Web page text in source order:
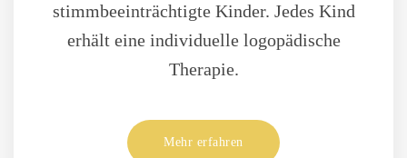
stimmbeeinträchtigte Kinder. Jedes Kind
erhält eine individuelle logopädische
Therapie.
Mehr erfahren